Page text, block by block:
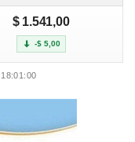
$ 1.541,00
-$ 5,00